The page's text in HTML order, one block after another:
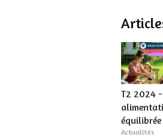
T2 2024 -
équilibrée
Actualités